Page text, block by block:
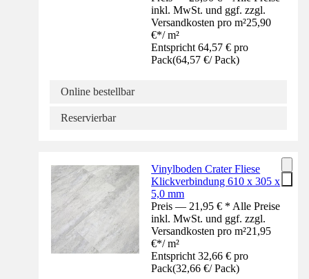
inkl. MwSt. und ggf. zzgl.
Versandkosten pro m²25,90
€*/ m²
Entspricht 64,57 € pro
Pack(64,57 €/ Pack)
Online bestellbar
Reservierbar
Vinylboden Crater Fliese
Klickverbindung 610 x 305 x
5,0 mm
Preis — 21,95 € * Alle Preise
inkl. MwSt. und ggf. zzgl.
Versandkosten pro m²21,95
€*/ m²
Entspricht 32,66 € pro
Pack(32,66 €/ Pack)